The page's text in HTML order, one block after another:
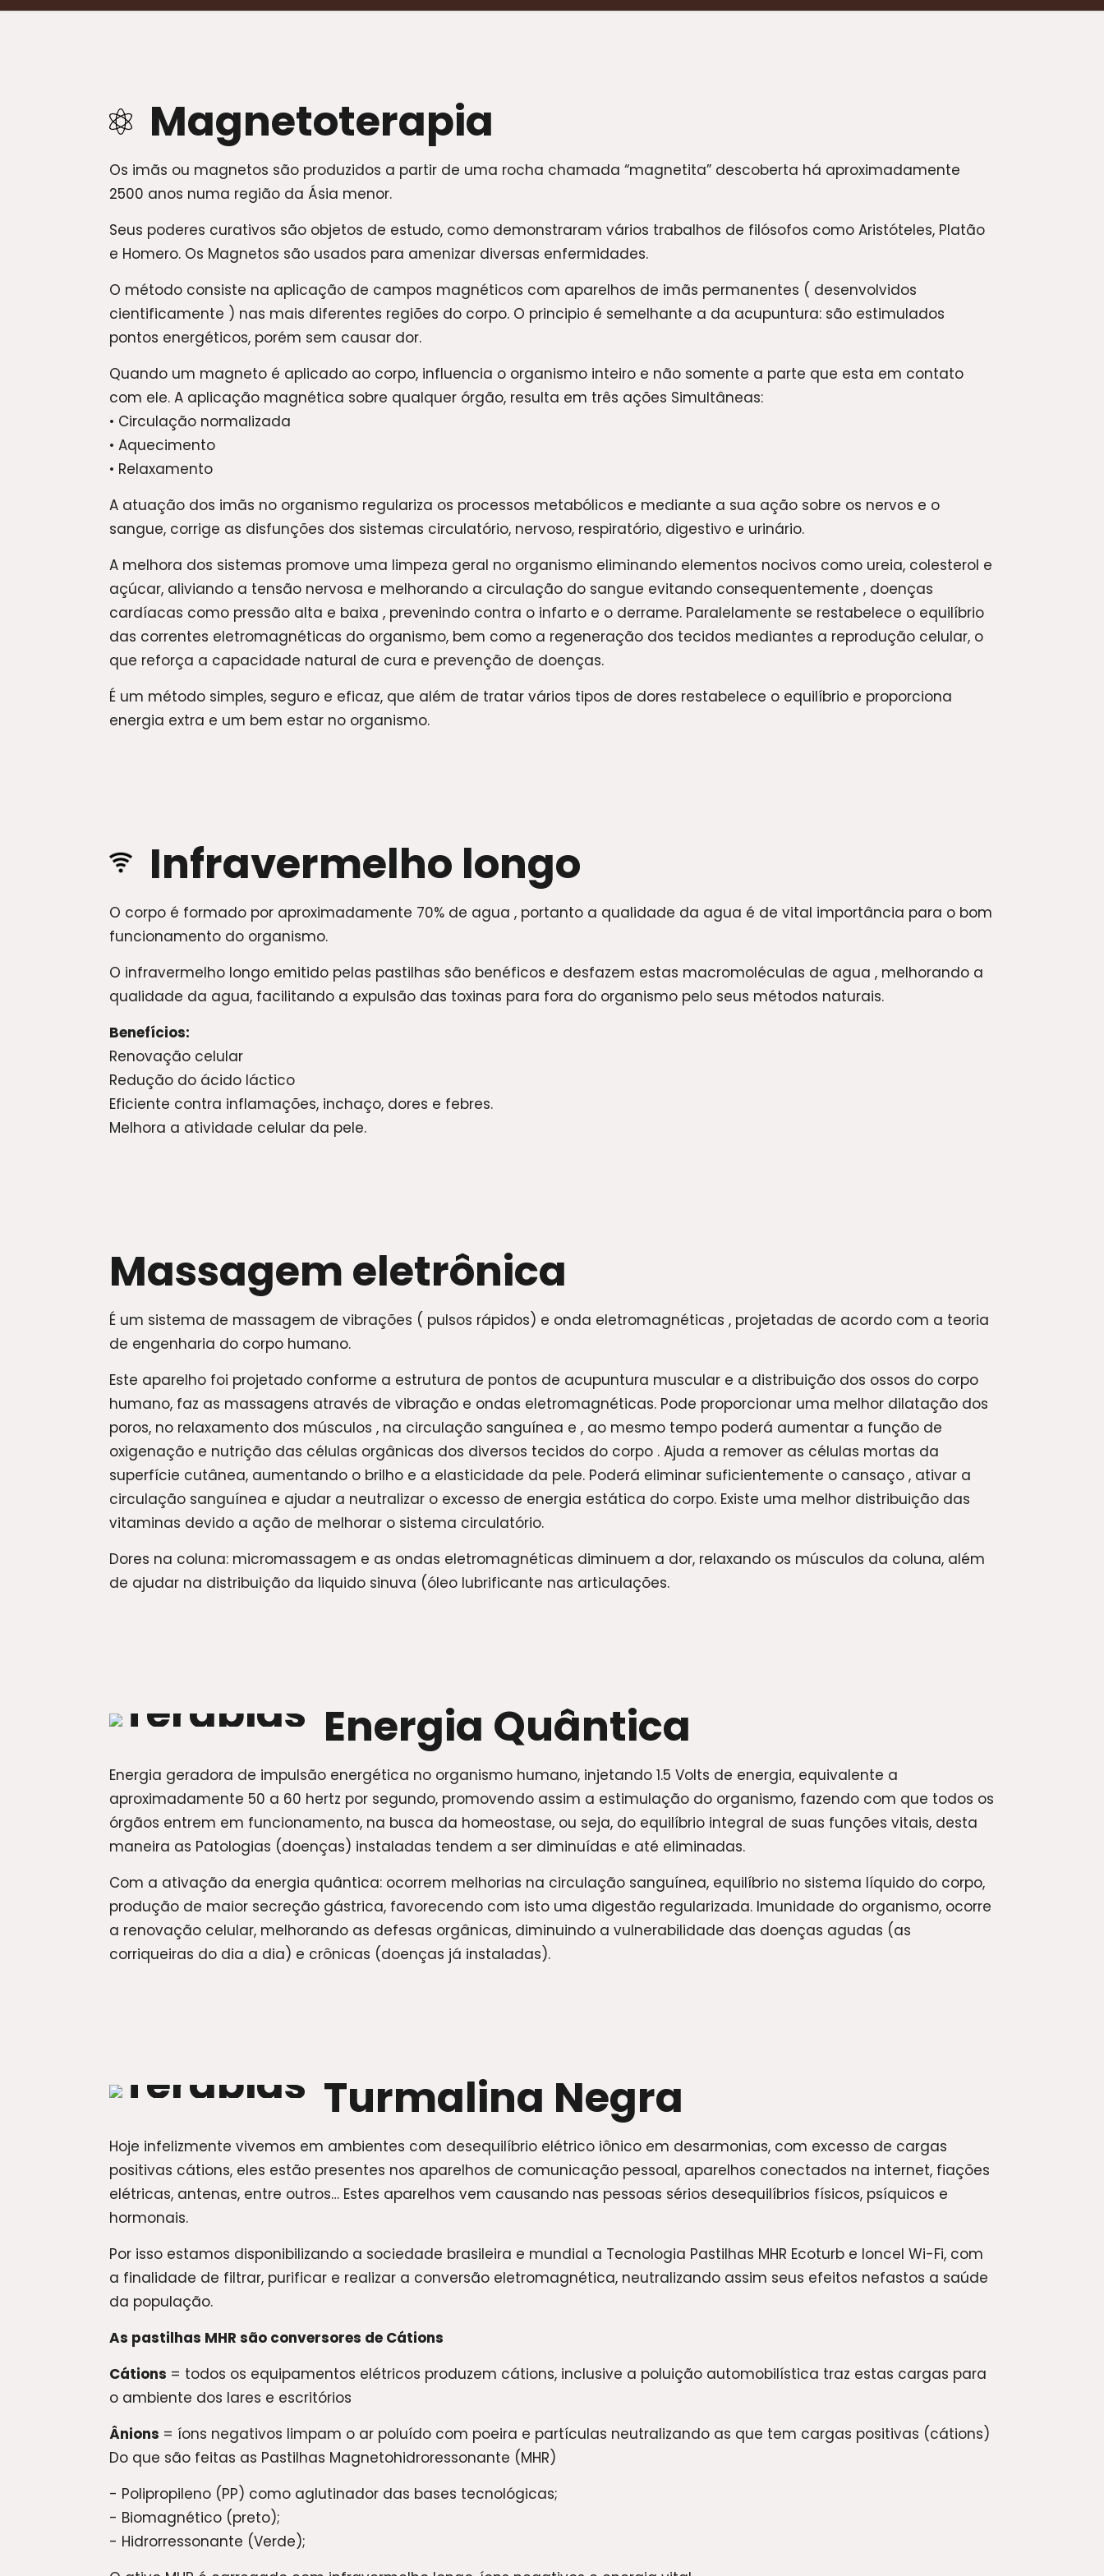
Magnetoterapia
Os imãs ou magnetos são produzidos a partir de uma rocha chamada “magnetita” descoberta há aproximadamente
2500 anos numa região da Ásia menor.
Seus poderes curativos são objetos de estudo, como demonstraram vários trabalhos de filósofos como Aristóteles, Platão
e Homero. Os Magnetos são usados para amenizar diversas enfermidades.
O método consiste na aplicação de campos magnéticos com aparelhos de imãs permanentes ( desenvolvidos
cientificamente ) nas mais diferentes regiões do corpo. O principio é semelhante a da acupuntura: são estimulados
pontos energéticos, porém sem causar dor.
Quando um magneto é aplicado ao corpo, influencia o organismo inteiro e não somente a parte que esta em contato
com ele. A aplicação magnética sobre qualquer órgão, resulta em três ações Simultâneas:
• Circulação normalizada
• Aquecimento
• Relaxamento
A atuação dos imãs no organismo regulariza os processos metabólicos e mediante a sua ação sobre os nervos e o
sangue, corrige as disfunções dos sistemas circulatório, nervoso, respiratório, digestivo e urinário.
A melhora dos sistemas promove uma limpeza geral no organismo eliminando elementos nocivos como ureia, colesterol e
açúcar, aliviando a tensão nervosa e melhorando a circulação do sangue evitando consequentemente , doenças
cardíacas como pressão alta e baixa , prevenindo contra o infarto e o derrame. Paralelamente se restabelece o equilíbrio
das correntes eletromagnéticas do organismo, bem como a regeneração dos tecidos mediantes a reprodução celular, o
que reforça a capacidade natural de cura e prevenção de doenças.
É um método simples, seguro e eficaz, que além de tratar vários tipos de dores restabelece o equilíbrio e proporciona
energia extra e um bem estar no organismo.
Infravermelho longo
O corpo é formado por aproximadamente 70% de agua , portanto a qualidade da agua é de vital importância para o bom
funcionamento do organismo.
O infravermelho longo emitido pelas pastilhas são benéficos e desfazem estas macromoléculas de agua , melhorando a
qualidade da agua, facilitando a expulsão das toxinas para fora do organismo pelo seus métodos naturais.
Benefícios:
Renovação celular
Redução do ácido láctico
Eficiente contra inflamações, inchaço, dores e febres.
Melhora a atividade celular da pele.
Massagem eletrônica
É um sistema de massagem de vibrações ( pulsos rápidos) e onda eletromagnéticas , projetadas de acordo com a teoria
de engenharia do corpo humano.
Este aparelho foi projetado conforme a estrutura de pontos de acupuntura muscular e a distribuição dos ossos do corpo
humano, faz as massagens através de vibração e ondas eletromagnéticas. Pode proporcionar uma melhor dilatação dos
poros, no relaxamento dos músculos , na circulação sanguínea e , ao mesmo tempo poderá aumentar a função de
oxigenação e nutrição das células orgânicas dos diversos tecidos do corpo . Ajuda a remover as células mortas da
superfície cutânea, aumentando o brilho e a elasticidade da pele. Poderá eliminar suficientemente o cansaço , ativar a
circulação sanguínea e ajudar a neutralizar o excesso de energia estática do corpo. Existe uma melhor distribuição das
vitaminas devido a ação de melhorar o sistema circulatório.
Dores na coluna: micromassagem e as ondas eletromagnéticas diminuem a dor, relaxando os músculos da coluna, além
de ajudar na distribuição da liquido sinuva (óleo lubrificante nas articulações.
Energia Quântica
Energia geradora de impulsão energética no organismo humano, injetando 1.5 Volts de energia, equivalente a
aproximadamente 50 a 60 hertz por segundo, promovendo assim a estimulação do organismo, fazendo com que todos os
órgãos entrem em funcionamento, na busca da homeostase, ou seja, do equilíbrio integral de suas funções vitais, desta
maneira as Patologias (doenças) instaladas tendem a ser diminuídas e até eliminadas.
Com a ativação da energia quântica: ocorrem melhorias na circulação sanguínea, equilíbrio no sistema líquido do corpo,
produção de maior secreção gástrica, favorecendo com isto uma digestão regularizada. Imunidade do organismo, ocorre
a renovação celular, melhorando as defesas orgânicas, diminuindo a vulnerabilidade das doenças agudas (as
corriqueiras do dia a dia) e crônicas (doenças já instaladas).
Turmalina Negra
Hoje infelizmente vivemos em ambientes com desequilíbrio elétrico iônico em desarmonias, com excesso de cargas
positivas cátions, eles estão presentes nos aparelhos de comunicação pessoal, aparelhos conectados na internet, fiações
elétricas, antenas, entre outros… Estes aparelhos vem causando nas pessoas sérios desequilíbrios físicos, psíquicos e
hormonais.
Por isso estamos disponibilizando a sociedade brasileira e mundial a Tecnologia Pastilhas MHR Ecoturb e Ioncel Wi-Fi, com
a finalidade de filtrar, purificar e realizar a conversão eletromagnética, neutralizando assim seus efeitos nefastos a saúde
da população.
As pastilhas MHR são conversores de Cátions
Cátions = todos os equipamentos elétricos produzem cátions, inclusive a poluição automobilística traz estas cargas para
o ambiente dos lares e escritórios
Ânions = íons negativos limpam o ar poluído com poeira e partículas neutralizando as que tem cargas positivas (cátions)
Do que são feitas as Pastilhas Magnetohidroressonante (MHR)
- Polipropileno (PP) como aglutinador das bases tecnológicas;
- Biomagnético (preto);
- Hidrorressonante (Verde);